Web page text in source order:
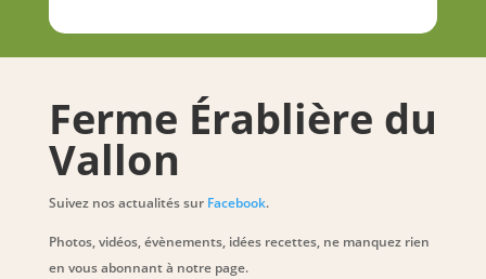
Ferme Érablière du
Vallon
Suivez nos actualités sur Facebook.
Photos, vidéos, évènements, idées recettes, ne manquez rien
en vous abonnant à notre page.